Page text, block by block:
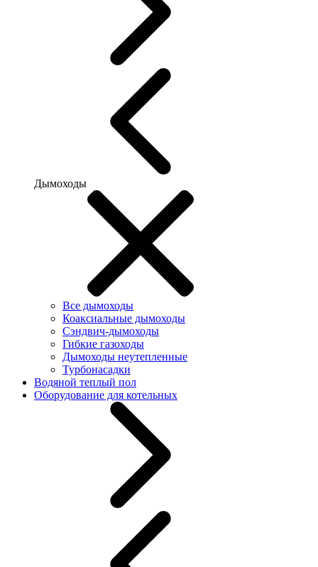
Дымоходы
Все дымоходы
Коаксиальные дымоходы
Сэндвич-дымоходы
Гибкие газоходы
Дымоходы неутепленные
Турбонасадки
Водяной теплый пол
Оборудование для котельных